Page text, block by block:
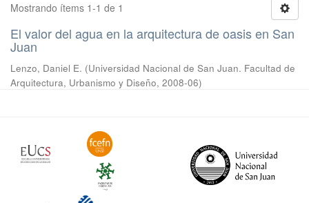
Mostrando ítems 1-1 de 1
El valor del agua en la arquitectura de oasis en San
Juan
Lenzo, Daniel E. (Universidad Nacional de San Juan. Facultad de
Arquitectura, Urbanismo y Diseño, 2008-06)